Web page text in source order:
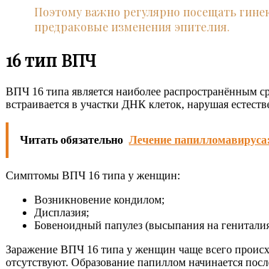
Поэтому важно регулярно посещать
предраковые изменения эпителия.
16 тип ВПЧ
ВПЧ 16 типа является наиболее распространённым
встраивается в участки ДНК клеток, нарушая
Читать обязательно Лечение
Симптомы ВПЧ 16 типа у женщин:
Возникновение кондилом;
Дисплазия;
Бовеноидный папулез (высыпания на
Заражение ВПЧ 16 типа у женщин чаще всего
отсутствуют. Образование папиллом начинается